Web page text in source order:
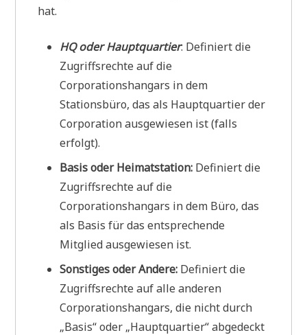
hat.
HQ oder Hauptquartier: Definiert die
Zugriffsrechte auf die
Corporationshangars in dem
Stationsbüro, das als Hauptquartier der
Corporation ausgewiesen ist (falls
erfolgt).
Basis oder Heimatstation: Definiert die
Zugriffsrechte auf die
Corporationshangars in dem Büro, das
als Basis für das entsprechende
Mitglied ausgewiesen ist.
Sonstiges oder Andere: Definiert die
Zugriffsrechte auf alle anderen
Corporationshangars, die nicht durch
„Basis“ oder „Hauptquartier“ abgedeckt